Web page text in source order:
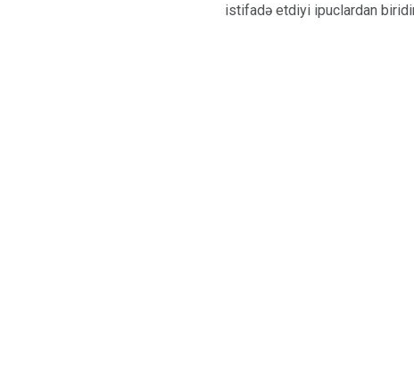
istifadə etdiyi ipuclardan